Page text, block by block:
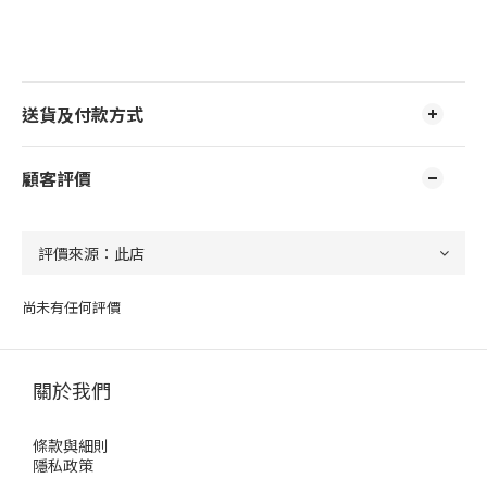
送貨及付款方式
顧客評價
尚未有任何評價
關於我們
條款與細則
隱私政策